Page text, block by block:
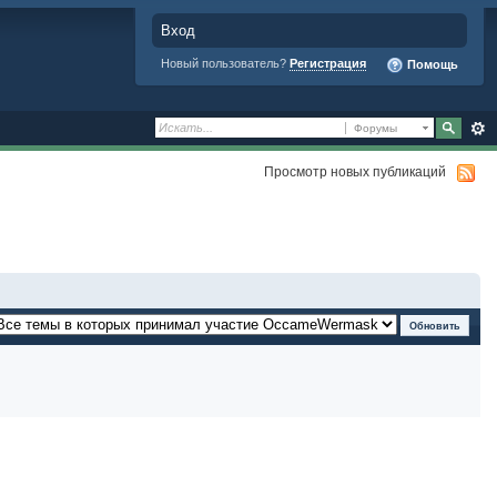
Вход
Новый пользователь? Регистрация Помощь
Форумы
Просмотр новых публикаций